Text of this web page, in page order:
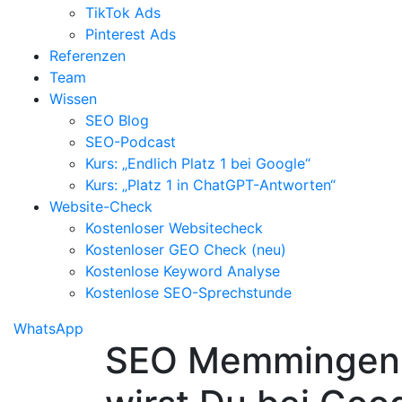
TikTok Ads
Pinterest Ads
Referenzen
Team
Wissen
SEO Blog
SEO-Podcast
Kurs: „Endlich Platz 1 bei Google“
Kurs: „Platz 1 in ChatGPT-Antworten“
Website-Check
Kostenloser Websitecheck
Kostenloser GEO Check (neu)
Kostenlose Keyword Analyse
Kostenlose SEO-Sprechstunde
WhatsApp
SEO